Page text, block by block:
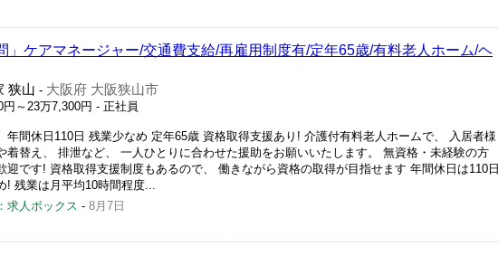
」ケアマネージャー/交通費支給/再雇用制度有/定年65歳/有料老人ホーム/ヘ
狭山 - 大阪府 大阪狭山市
円～23万7,300円 - 正社員
年間休日110日 残業少なめ 定年65歳 資格取得支援あり! 介護付有料老人ホームで、 入居者様
着替え、 排泄など、 一人ひとりに合わせた援助をお願いいたします。 無資格・未経験の方
迎です! 資格取得支援制度もあるので、 働きながら資格の取得が目指せます 年間休日は110日
! 残業は月平均10時間程度...
求人ボックス - 8月7日